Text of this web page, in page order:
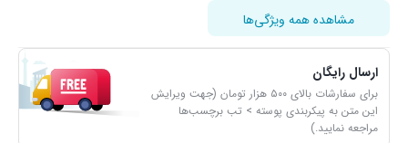
مشاهده همه ویژگی‌ها
ارسال رایگان
برای سفارشات بالای ۵۰۰ هزار تومان (جهت ویرایش
این متن به پیکربندی پوسته > تب برچسب‌ها
مراجعه نمایید.)